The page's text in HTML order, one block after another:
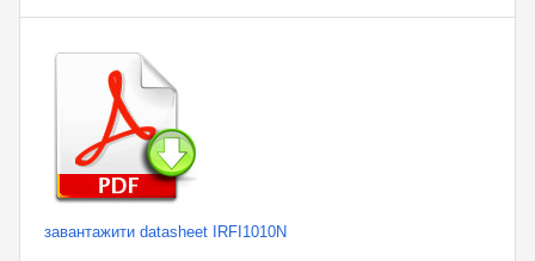
завантажити datasheet IRFI1010N